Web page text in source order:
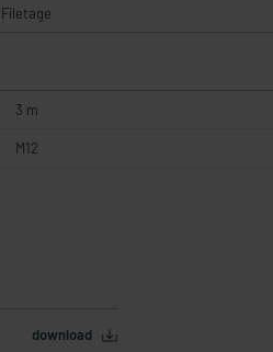
Filetage
3 m
M12
download